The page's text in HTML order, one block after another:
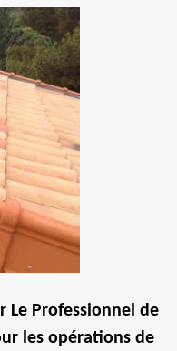
Le Professionnel de
les opérations de